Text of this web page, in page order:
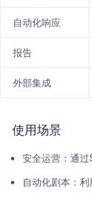
自动化响应
报告
外部集成
使用场景
安全运营：通
自动化剧本：